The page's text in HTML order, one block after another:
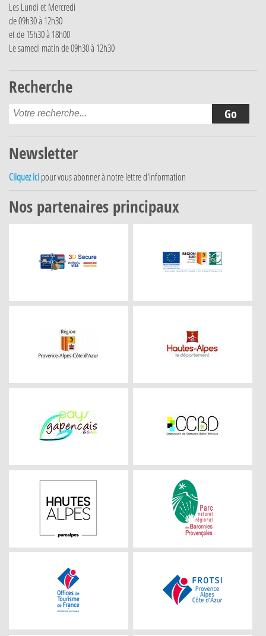
Les Lundi et Mercredi
de 09h30 à 12h30
et de 15h30 à 18h00
Le samedi matin de 09h30 à 12h30
Recherche
Newsletter
Cliquez ici pour vous abonner à notre lettre d'information
Nos partenaires principaux